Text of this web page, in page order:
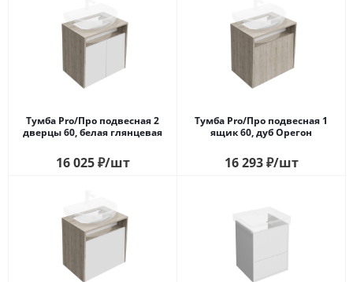
Тумба Pro/Про подвесная 2
дверцы 60, белая глянцевая
16 025₽/шт
Тумба Pro/Про подвесная 1
ящик 60, дуб Орегон
16 293₽/шт